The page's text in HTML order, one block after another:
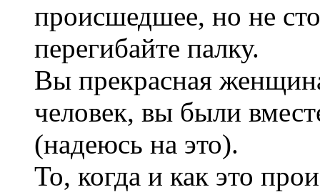
происшедшее, но не
перегибайте палку.
Вы прекрасная
человек, вы были
(надеюсь на это).
То, когда и как это